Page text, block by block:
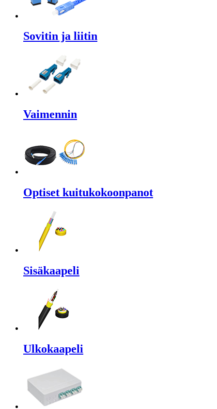
Sovitin ja liitin
Vaimennin
Optiset kuitukokoonpanot
Sisäkaapeli
Ulkokaapeli